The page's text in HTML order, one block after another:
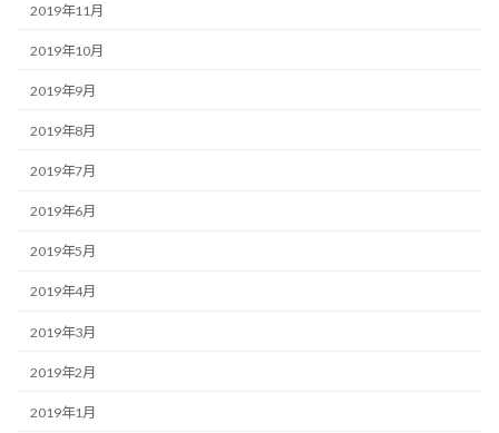
2019年11月
2019年10月
2019年9月
2019年8月
2019年7月
2019年6月
2019年5月
2019年4月
2019年3月
2019年2月
2019年1月